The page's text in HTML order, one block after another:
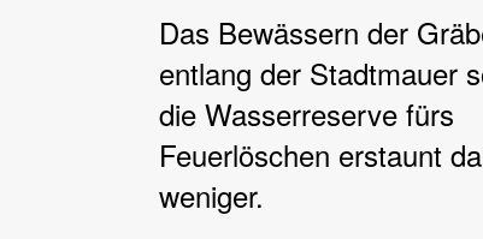
Das Bewässern der
entlang der Stadtmauer
die Wasserreserve fürs
Feuerlöschen erstaunt
weniger.